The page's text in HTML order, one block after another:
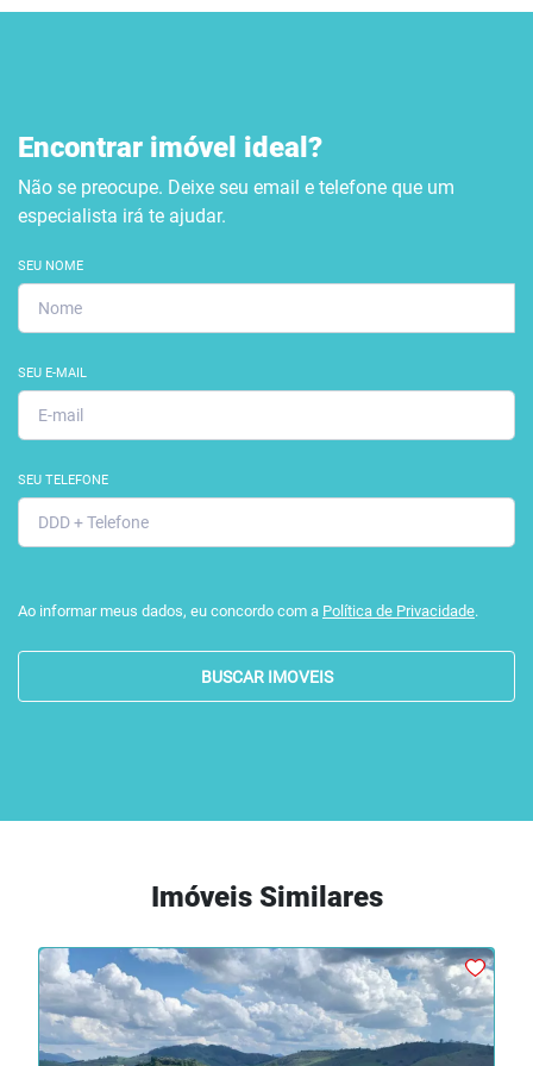
Encontrar imóvel ideal?
Não se preocupe. Deixe seu email e telefone que um
especialista irá te ajudar.
SEU NOME
SEU E-MAIL
SEU TELEFONE
Ao informar meus dados, eu concordo com a Política de Privacidade.
BUSCAR IMOVEIS
Imóveis Similares